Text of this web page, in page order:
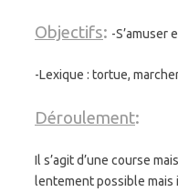
Objectifs: -S’amuser
-Lexique : tortue,
Déroulement:
Il s’agit d’une course
lentement possible